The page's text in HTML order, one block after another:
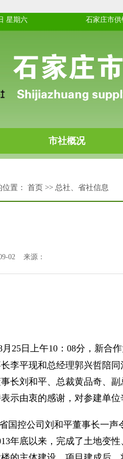
置： 首页 >> 总社、省社信息
02 来源：
月25日上午10：08分，新合
李平现和总经理郭兴哲陪
长刘和平、总裁黄品奇、
示由衷的感谢，对参建单位
控公司刘和平董事长一声令
年底以来，完成了土地变